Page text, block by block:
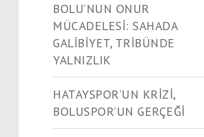
BOLU’NUN ONUR
MÜCADELESİ: SAHADA
GALİBİYET, TRİBÜNDE
YALNIZLIK
HATAYSPOR’UN KRİZİ,
BOLUSPOR’UN GERÇEĞİ